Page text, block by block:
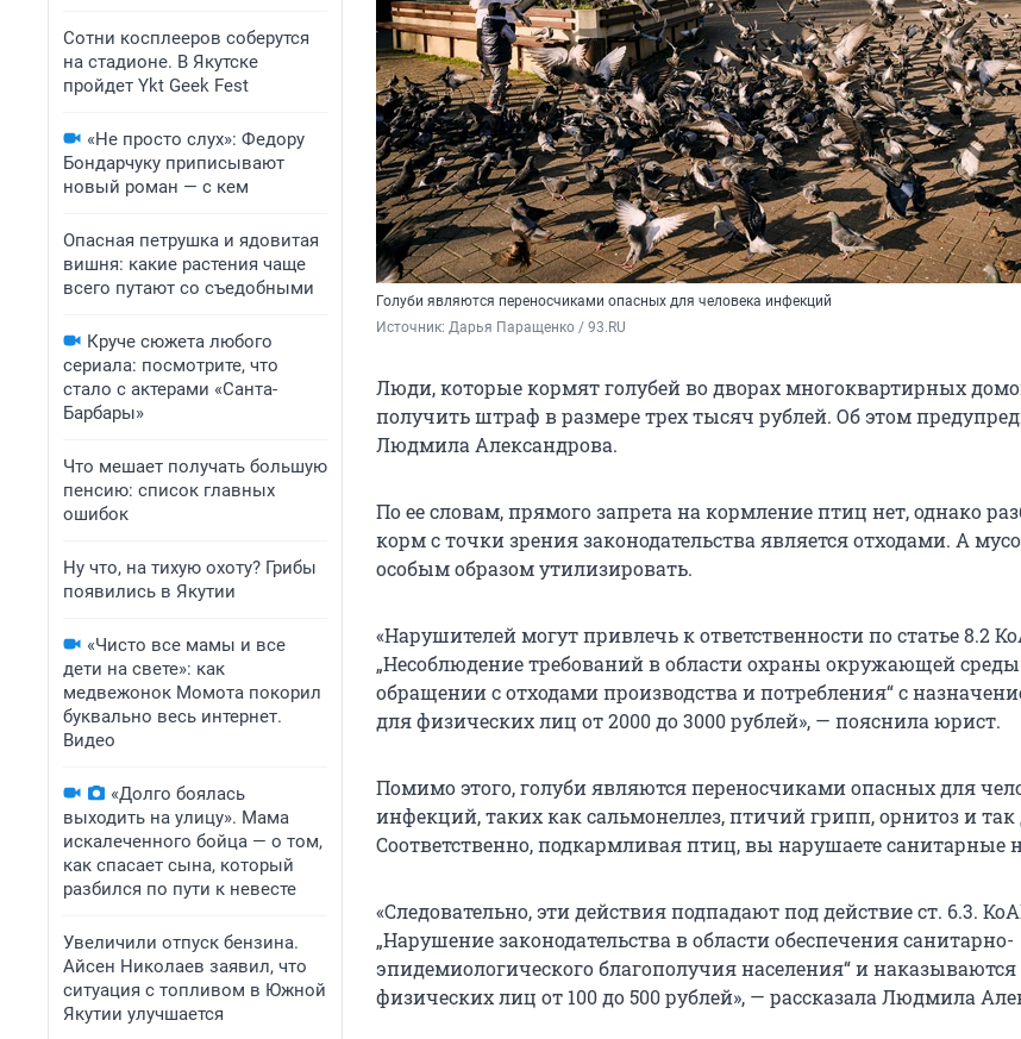
Сотни косплееров соберутся
на стадионе. В Якутске
пройдет Ykt Geek Fest
«Не просто слух»: Федору
Бондарчуку приписывают
новый роман — с кем
Опасная петрушка и ядовитая
вишня: какие растения чаще
всего путают со съедобными
Круче сюжета любого
сериала: посмотрите, что
стало с актерами «Санта-
Барбары»
Что мешает получать большую
пенсию: список главных
ошибок
Ну что, на тихую охоту? Грибы
появились в Якутии
«Чисто все мамы и все
дети на свете»: как
медвежонок Момота покорил
буквально весь интернет.
Видео
«Долго боялась
выходить на улицу». Мама
искалеченного бойца — о том,
как спасает сына, который
разбился по пути к невесте
Увеличили отпуск бензина.
Айсен Николаев заявил, что
ситуация с топливом в Южной
Якутии улучшается
Голуби являются переносчиками опасных для человека инфекций
Источник: Дарья Паращенко / 93.RU
Люди, которые кормят голубей во дворах многоквартирных
получить штраф в размере трех тысяч рублей. Об этом
Людмила Александрова.
По ее словам, прямого запрета на кормление птиц нет, однако
корм с точки зрения законодательства является отходами. А
особым образом утилизировать.
«Нарушителей могут привлечь к ответственности по статье 8.2
„Несоблюдение требований в области охраны окружающей
обращении с отходами производства и потребления“ с
для физических лиц от 2000 до 3000 рублей», — пояснила юрист.
Помимо этого, голуби являются переносчиками опасных для
инфекций, таких как сальмонеллез, птичий грипп, орнитоз и так
Соответственно, подкармливая птиц, вы нарушаете санитарные
«Следовательно, эти действия подпадают под действие ст. 6.3.
„Нарушение законодательства в области обеспечения санитарно-
эпидемиологического благополучия населения“ и
физических лиц от 100 до 500 рублей», — рассказала Людмила